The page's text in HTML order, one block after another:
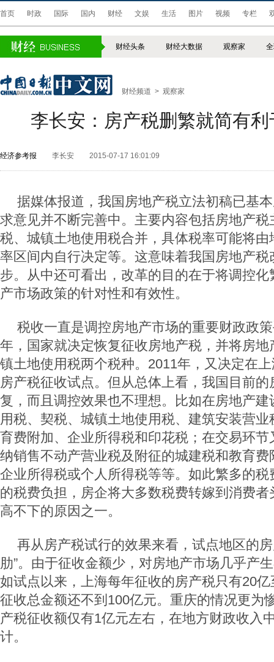
首页 时政 国际 国内 财经 文娱 生活 图片 视频 专栏
财经头条 财经大数据 观察家
财经频道 > 观察家
李长安：房产税删繁就简有
经济参考报 李长安 2015-07-17 16:01:09
据媒体报道，我国房地产税立法初稿已基
求意见并不断完善中。主要内容包括房地产
税、城镇土地使用税合并，具体税率可能将
率区间内自行决定等。这意味着我国房地产
步。从中还可看出，改革的目的在于将调控
产市场政策的针对性和有效性。
税收一直是调控房地产市场的重要财政政
年，国家就决定恢复征收房地产税，并将房
镇土地使用税两个税种。2011年，又决定在
房产税征收试点。但从总体上看，我国目前
复，而且调控效果也不理想。比如在房地产
用税、契税、城镇土地使用税、建筑安装营
育费附加、企业所得税和印花税；在交易环
纳销售不动产营业税及附征的城建税和教育
企业所得税或个人所得税等等。如此繁多的
的税费负担，房企将大多数税费转嫁到消费
高不下的原因之一。
再从房产税试行的效果来看，试点地区的
肋”。由于征收金额少，对房地产市场几乎产
如试点以来，上海每年征收的房产税只有20
征收总金额还不到100亿元。重庆的情况更为
产税征收额仅有1亿元左右，在地方财政收入
计。